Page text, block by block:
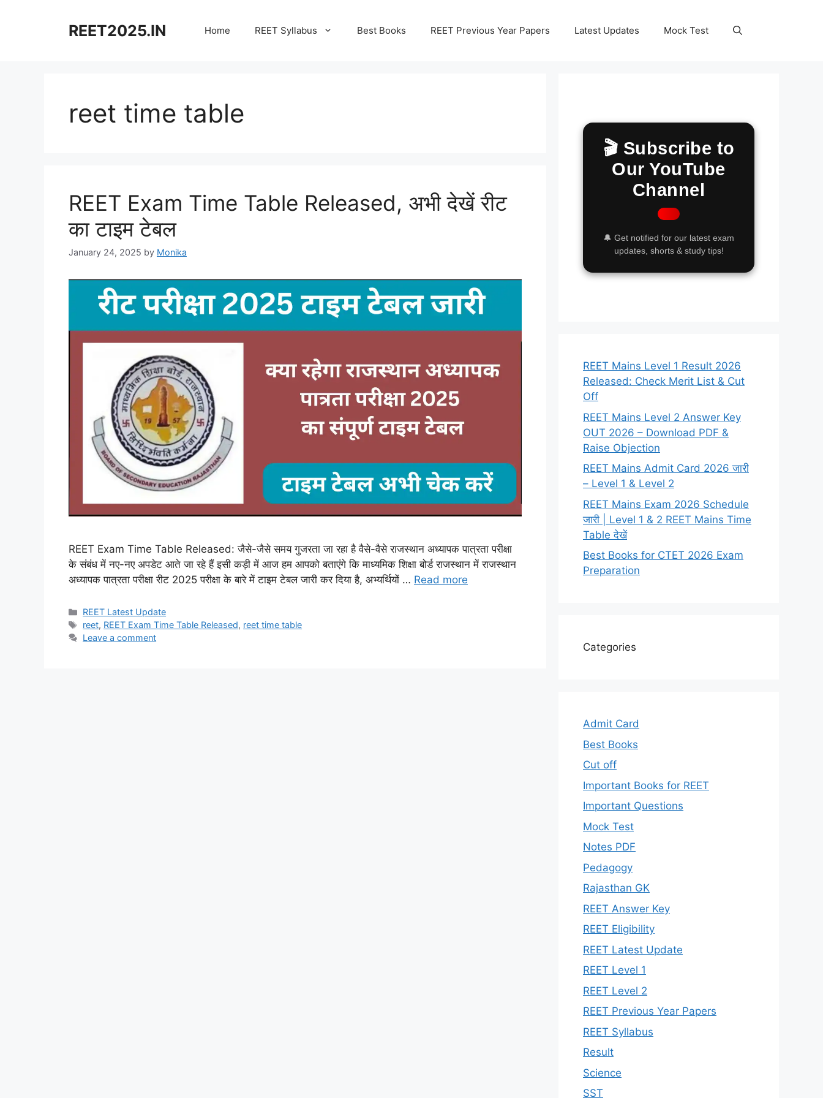
REET2025.IN Home REET Syllabus Best Books REET Previous Year Papers Latest Updates Mock Test
reet time table
REET Exam Time Table Released, अभी देखें रीट
का टाइम टेबल
January 24, 2025 by Monika
REET Exam Time Table Released: जैसे-जैसे समय गुजरता जा रहा है वैसे-वैसे राजस्थान अध्यापक पात्रता परीक्षा
के संबंध में नए-नए अपडेट आते जा रहे हैं इसी कड़ी में आज हम आपको बताएंगे कि माध्यमिक शिक्षा बोर्ड राजस्थान में राजस्थान
अध्यापक पात्रता परीक्षा रीट 2025 परीक्षा के बारे में टाइम टेबल जारी कर दिया है, अभ्यर्थियों … Read more
Categories
REET Latest Update
Tags
reet, REET Exam Time Table Released, reet time table
Leave a comment
🎬 Subscribe to
Our YouTube
Channel
🔔 Get notified for our latest exam
updates, shorts & study tips!
REET Mains Level 1 Result 2026
Released: Check Merit List & Cut
Off
REET Mains Level 2 Answer Key
OUT 2026 – Download PDF &
Raise Objection
REET Mains Admit Card 2026 जारी
– Level 1 & Level 2
REET Mains Exam 2026 Schedule
जारी | Level 1 & 2 REET Mains Time
Table देखें
Best Books for CTET 2026 Exam
Preparation
Categories
Admit Card
Best Books
Cut off
Important Books for REET
Important Questions
Mock Test
Notes PDF
Pedagogy
Rajasthan GK
REET Answer Key
REET Eligibility
REET Latest Update
REET Level 1
REET Level 2
REET Previous Year Papers
REET Syllabus
Result
Science
SST